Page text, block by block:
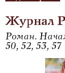
Журнал
Роман.
50, 52, 53, 57